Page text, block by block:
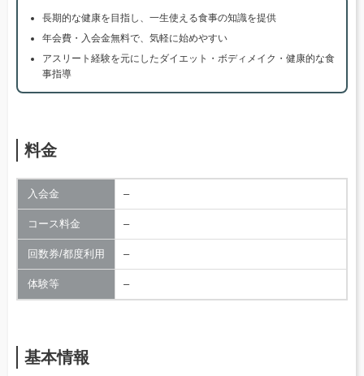
長期的な健康を目指し、一生使える食事の知識を提供
年会費・入会金無料で、気軽に始めやすい
アスリート経験を元にしたダイエット・ボディメイク・健康的な食
事指導
料金
入会金 –
コース料金 –
回数券/都度利用 –
体験等 –
基本情報